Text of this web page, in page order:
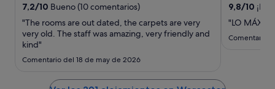
13
ago
7,2/10 Bueno (10 comentarios)
"The rooms are out dated, the carpets are very
very old. The staff was amazing, very friendly and
kind"
Comentario del 18 de may de 2026
9,8/10
"LO
Comentario